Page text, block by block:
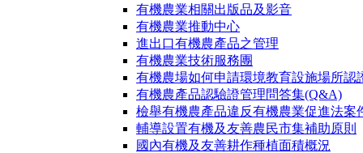
有機農業相關出版品及影音
有機農業推動中心
進出口有機農產品之管理
有機農業技術服務團
有機農場如何申請環境教育設施場所認
有機農產品認驗證管理問答集(Q&A)
檢舉有機農產品違反有機農業促進法案
輔導設置有機及友善農民市集補助原則
國內有機及友善耕作種植面積概況